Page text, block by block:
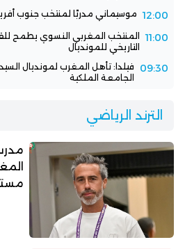
12:00 موسيماني مدربًا لمنتخب جنوب
11:00
المنتخب المغربي النسوي يطمح
التاريخي للمونديال
09:30
الجامعة الملكية
الترند الرياضي